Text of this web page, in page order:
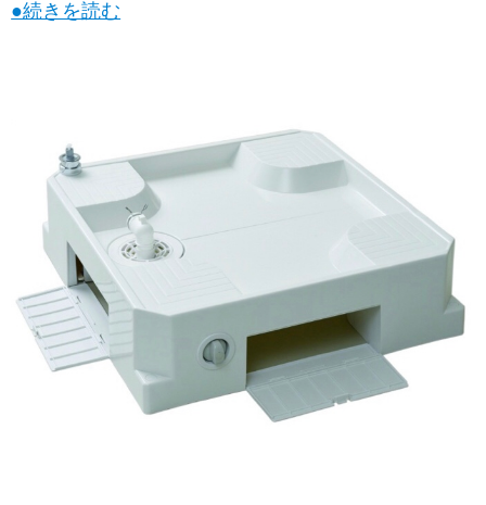
●続きを読む